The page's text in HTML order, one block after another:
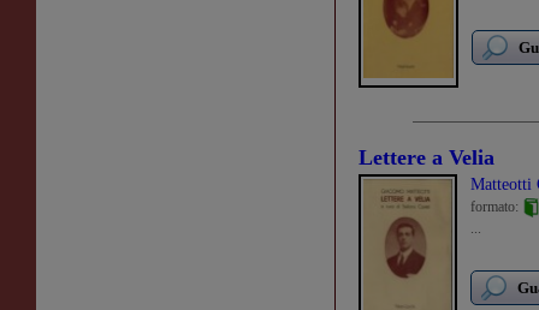
Lettere a Velia
Matteotti
formato:
...